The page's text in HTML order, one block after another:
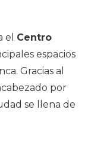
el Centro
espacios
Gracias al
por
se llena de